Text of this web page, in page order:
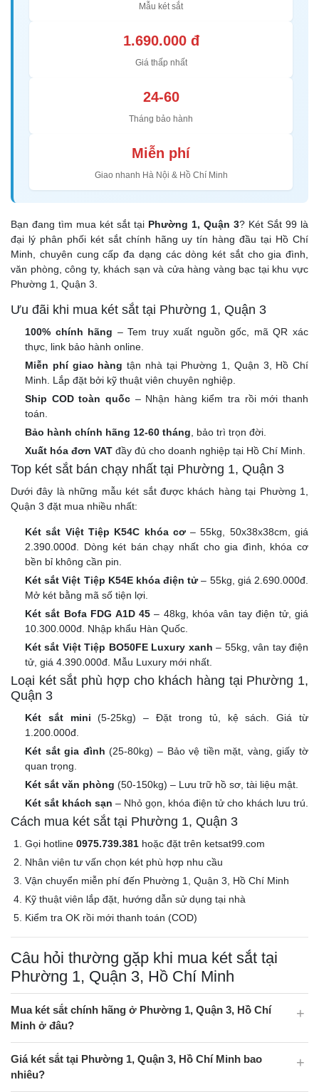
Mẫu két sắt
1.690.000 đ
Giá thấp nhất
24-60
Tháng bảo hành
Miễn phí
Giao nhanh Hà Nội & Hồ Chí Minh
Bạn đang tìm mua két sắt tại Phường 1, Quận 3? Két Sắt 99 là
đại lý phân phối két sắt chính hãng uy tín hàng đầu tại Hồ Chí
Minh, chuyên cung cấp đa dạng các dòng két sắt cho gia đình,
văn phòng, công ty, khách sạn và cửa hàng vàng bạc tại khu vực
Phường 1, Quận 3.
Ưu đãi khi mua két sắt tại Phường 1, Quận 3
100% chính hãng – Tem truy xuất nguồn gốc, mã QR xác
thực, link bảo hành online.
Miễn phí giao hàng tận nhà tại Phường 1, Quận 3, Hồ Chí
Minh. Lắp đặt bởi kỹ thuật viên chuyên nghiệp.
Ship COD toàn quốc– Nhận hàng kiểm tra rồi mới thanh
toán.
Bảo hành chính hãng 12-60 tháng , bảo trì trọn đời.
Xuất hóa đơn VAT đầy đủ cho doanh nghiệp tại Hồ Chí Minh.
Top két sắt bán chạy nhất tại Phường 1, Quận 3
Dưới đây là những mẫu két sắt được khách hàng tại Phường 1,
Quận 3 đặt mua nhiều nhất:
Két sắt Việt Tiệp K54C khóa cơ– 55kg, 50x38x38cm, giá
2.390.000đ. Dòng két bán chạy nhất cho gia đình, khóa cơ
bền bỉ không cần pin.
Két sắt Việt Tiệp K54E khóa điện tử– 55kg, giá 2.690.000đ.
Mở két bằng mã số tiện lợi.
Két sắt Bofa FDG A1D 45– 48kg, khóa vân tay điện tử, giá
10.300.000đ. Nhập khẩu Hàn Quốc.
Két sắt Việt Tiệp BO50FE Luxury xanh – 55kg, vân tay điện
tử, giá 4.390.000đ. Mẫu Luxury mới nhất.
Loại két sắt phù hợp cho khách hàng tại Phường 1,
Quận 3
Két sắt mini (5-25kg) – Đặt trong tủ, kệ sách. Giá từ
1.200.000đ.
Két sắt gia đình (25-80kg) – Bảo vệ tiền mặt, vàng, giấy tờ
quan trọng.
Két sắt văn phòng (50-150kg) – Lưu trữ hồ sơ, tài liệu mật.
Két sắt khách sạn – Nhỏ gọn, khóa điện tử cho khách lưu trú.
Cách mua két sắt tại Phường 1, Quận 3
Gọi hotline 0975.739.381 hoặc đặt trên ketsat99.com
Nhân viên tư vấn chọn két phù hợp nhu cầu
Vận chuyển miễn phí đến Phường 1, Quận 3, Hồ Chí Minh
Kỹ thuật viên lắp đặt, hướng dẫn sử dụng tại nhà
Kiểm tra OK rồi mới thanh toán (COD)
Câu hỏi thường gặp khi mua két sắt tại
Phường 1, Quận 3, Hồ Chí Minh
Mua két sắt chính hãng ở Phường 1, Quận 3, Hồ Chí
Minh ở đâu?
Giá két sắt tại Phường 1, Quận 3, Hồ Chí Minh bao
nhiêu?